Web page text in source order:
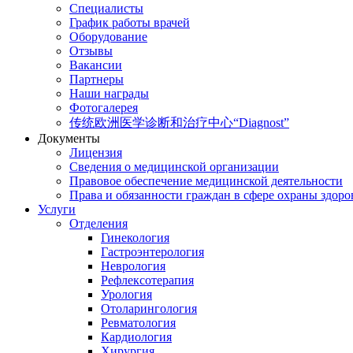
Специалисты
График работы врачей
Оборудование
Отзывы
Вакансии
Партнеры
Наши награды
Фотогалерея
传统欧洲医学诊断和治疗中心“Diagnost”
Документы
Лицензия
Сведения о медицинской организации
Правовое обеспечение медицинской деятельности
Права и обязанности граждан в сфере охраны
Услуги
Отделения
Гинекология
Гастроэнтерология
Неврология
Рефлексотерапия
Урология
Отоларингология
Ревматология
Кардиология